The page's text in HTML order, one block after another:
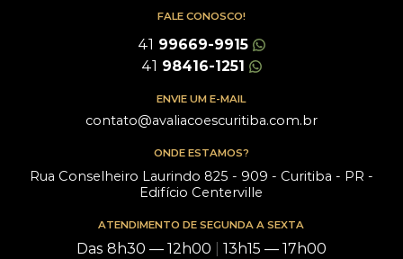
ENVIE UM E-MAIL
contato@avaliacoescuritiba.com.br
ONDE ESTAMOS?
Rua Conselheiro Laurindo 825 - 909 - Curitiba - PR -
Edifício Centerville
FALE CONOSCO!
41 99669-9915
41 98416-1251
ATENDIMENTO DE SEGUNDA A SEXTA
Das 8h30 — 12h00 13h15 — 17h00